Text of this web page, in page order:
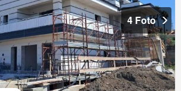
4 Foto